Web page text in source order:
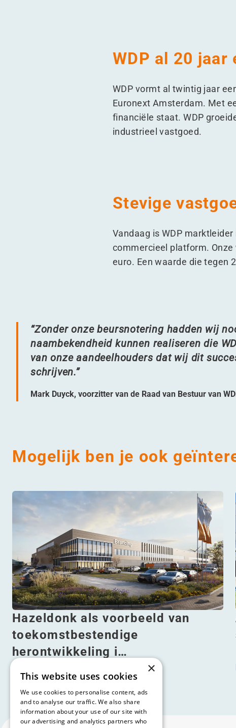
WDP al 20 jaar
WDP vormt al twintig jaar
Euronext Amsterdam. Met
financiële staat. WDP
industrieel vastgoed.
Stevige
Vandaag is WDP
commercieel platform. Onze
euro. Een waarde die tegen
“Zonder onze beursnotering hadden wij
naambekendheid kunnen realiseren die
van onze aandeelhouders dat wij dit
schrijven.”
Mark Duyck, voorzitter van de Raad van Bestuur van
Mogelijk ben je ook
Hazeldonk als voorbeeld van
toekomstbestendige
herontwikkeling i…
×
This website uses cookies
We use cookies to personalise content, ads
and to analyse our traffic. We also share
information about your use of our site with
our advertising and analytics partners who